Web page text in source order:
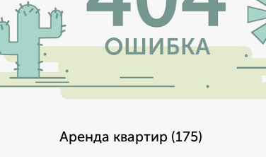
Аренда квартир (175)